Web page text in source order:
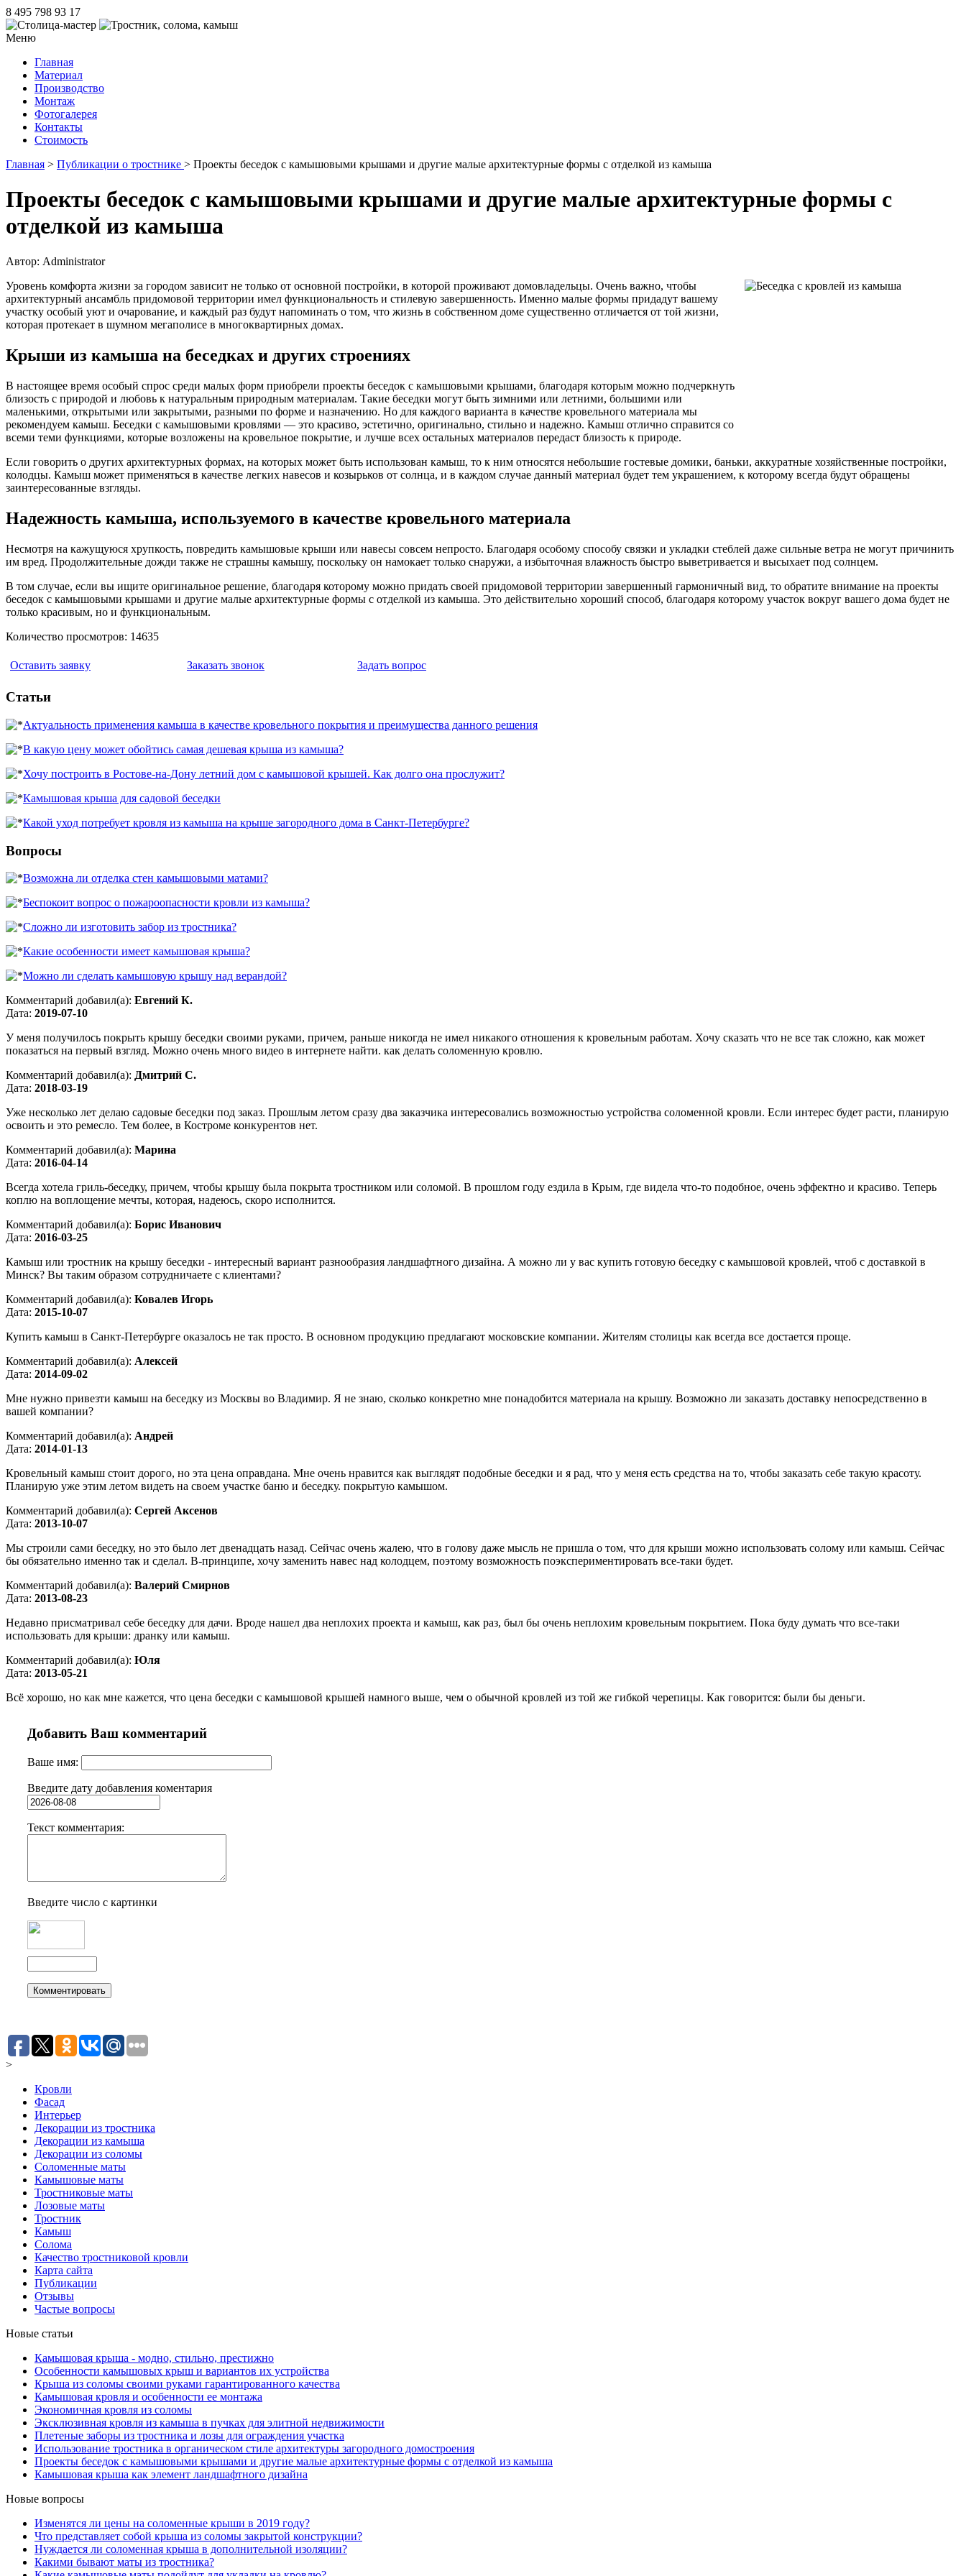
8 495 798 93 17
Меню
Главная
Материал
Производство
Монтаж
Фотогалерея
Контакты
Стоимость
Главная > Публикации о тростнике > Проекты беседок с камышовыми крышами и другие малые архитектурные формы с отделкой из камыша
Проекты беседок с камышовыми крышами и другие малые архитектурные формы с
отделкой из камыша
Автор: Administrator
Уровень комфорта жизни за городом зависит не только от основной постройки, в которой проживают домовладельцы. Очень важно, чтобы
архитектурный ансамбль придомовой территории имел функциональность и стилевую завершенность. Именно малые формы придадут вашему
участку особый уют и очарование, и каждый раз будут напоминать о том, что жизнь в собственном доме существенно отличается от той жизни,
которая протекает в шумном мегаполисе в многоквартирных домах.
Крыши из камыша на беседках и других строениях
В настоящее время особый спрос среди малых форм приобрели проекты беседок с камышовыми крышами, благодаря которым можно подчеркнуть
близость с природой и любовь к натуральным природным материалам. Такие беседки могут быть зимними или летними, большими или
маленькими, открытыми или закрытыми, разными по форме и назначению. Но для каждого варианта в качестве кровельного материала мы
рекомендуем камыш. Беседки с камышовыми кровлями — это красиво, эстетично, оригинально, стильно и надежно. Камыш отлично справится со
всеми теми функциями, которые возложены на кровельное покрытие, и лучше всех остальных материалов передаст близость к природе.
Если говорить о других архитектурных формах, на которых может быть использован камыш, то к ним относятся небольшие гостевые домики, баньки, аккуратные хозяйственные постройки,
колодцы. Камыш может применяться в качестве легких навесов и козырьков от солнца, и в каждом случае данный материал будет тем украшением, к которому всегда будут обращены
заинтересованные взгляды.
Надежность камыша, используемого в качестве кровельного материала
Несмотря на кажущуюся хрупкость, повредить камышовые крыши или навесы совсем непросто. Благодаря особому способу связки и укладки стеблей даже сильные ветра не могут причинить
им вред. Продолжительные дожди также не страшны камышу, поскольку он намокает только снаружи, а избыточная влажность быстро выветривается и высыхает под солнцем.
В том случае, если вы ищите оригинальное решение, благодаря которому можно придать своей придомовой территории завершенный гармоничный вид, то обратите внимание на проекты
беседок с камышовыми крышами и другие малые архитектурные формы с отделкой из камыша. Это действительно хороший способ, благодаря которому участок вокруг вашего дома будет не
только красивым, но и функциональным.
Количество просмотров: 14635
Оставить заявку Заказать звонок Задать вопрос
Статьи
Актуальность применения камыша в качестве кровельного покрытия и преимущества данного решения
В какую цену может обойтись самая дешевая крыша из камыша?
Хочу построить в Ростове-на-Дону летний дом с камышовой крышей. Как долго она прослужит?
Камышовая крыша для садовой беседки
Какой уход потребует кровля из камыша на крыше загородного дома в Санкт-Петербурге?
Вопросы
Возможна ли отделка стен камышовыми матами?
Беспокоит вопрос о пожароопасности кровли из камыша?
Сложно ли изготовить забор из тростника?
Какие особенности имеет камышовая крыша?
Можно ли сделать камышовую крышу над верандой?
Комментарий добавил(а): Евгений К.
Дата: 2019-07-10
У меня получилось покрыть крышу беседки своими руками, причем, раньше никогда не имел никакого отношения к кровельным работам. Хочу сказать что не все так сложно, как может
показаться на первый взгляд. Можно очень много видео в интернете найти. как делать соломенную кровлю.
Комментарий добавил(а): Дмитрий С.
Дата: 2018-03-19
Уже несколько лет делаю садовые беседки под заказ. Прошлым летом сразу два заказчика интересовались возможностью устройства соломенной кровли. Если интерес будет расти, планирую
освоить и это ремесло. Тем более, в Костроме конкурентов нет.
Комментарий добавил(а): Марина
Дата: 2016-04-14
Всегда хотела гриль-беседку, причем, чтобы крышу была покрыта тростником или соломой. В прошлом году ездила в Крым, где видела что-то подобное, очень эффектно и красиво. Теперь
коплю на воплощение мечты, которая, надеюсь, скоро исполнится.
Комментарий добавил(а): Борис Иванович
Дата: 2016-03-25
Камыш или тростник на крышу беседки - интересный вариант разнообразия ландшафтного дизайна. А можно ли у вас купить готовую беседку с камышовой кровлей, чтоб с доставкой в
Минск? Вы таким образом сотрудничаете с клиентами?
Комментарий добавил(а): Ковалев Игорь
Дата: 2015-10-07
Купить камыш в Санкт-Петербурге оказалось не так просто. В основном продукцию предлагают московские компании. Жителям столицы как всегда все достается проще.
Комментарий добавил(а): Алексей
Дата: 2014-09-02
Мне нужно привезти камыш на беседку из Москвы во Владимир. Я не знаю, сколько конкретно мне понадобится материала на крышу. Возможно ли заказать доставку непосредственно в
вашей компании?
Комментарий добавил(а): Андрей
Дата: 2014-01-13
Кровельный камыш стоит дорого, но эта цена оправдана. Мне очень нравится как выглядят подобные беседки и я рад, что у меня есть средства на то, чтобы заказать себе такую красоту.
Планирую уже этим летом видеть на своем участке баню и беседку. покрытую камышом.
Комментарий добавил(а): Сергей Аксенов
Дата: 2013-10-07
Мы строили сами беседку, но это было лет двенадцать назад. Сейчас очень жалею, что в голову даже мысль не пришла о том, что для крыши можно использовать солому или камыш. Сейчас
бы обязательно именно так и сделал. В-принципе, хочу заменить навес над колодцем, поэтому возможность поэкспериментировать все-таки будет.
Комментарий добавил(а): Валерий Смирнов
Дата: 2013-08-23
Недавно присматривал себе беседку для дачи. Вроде нашел два неплохих проекта и камыш, как раз, был бы очень неплохим кровельным покрытием. Пока буду думать что все-таки
использовать для крыши: дранку или камыш.
Комментарий добавил(а): Юля
Дата: 2013-05-21
Всё хорошо, но как мне кажется, что цена беседки с камышовой крышей намного выше, чем о обычной кровлей из той же гибкой черепицы. Как говорится: были бы деньги.
Добавить Ваш комментарий
Ваше имя:
Введите дату добавления коментария
Текст комментария:
Введите число с картинки
>
Кровли
Фасад
Интерьер
Декорации из тростника
Декорации из камыша
Декорации из соломы
Соломенные маты
Камышовые маты
Тростниковые маты
Лозовые маты
Тростник
Камыш
Солома
Качество тростниковой кровли
Карта сайта
Публикации
Отзывы
Частые вопросы
Новые статьи
Камышовая крыша - модно, стильно, престижно
Особенности камышовых крыш и вариантов их устройства
Крыша из соломы своими руками гарантированного качества
Камышовая кровля и особенности ее монтажа
Экономичная кровля из соломы
Эксклюзивная кровля из камыша в пучках для элитной недвижимости
Плетеные заборы из тростника и лозы для ограждения участка
Использование тростника в органическом стиле архитектуры загородного домостроения
Проекты беседок с камышовыми крышами и другие малые архитектурные формы с отделкой из камыша
Камышовая крыша как элемент ландшафтного дизайна
Новые вопросы
Изменятся ли цены на соломенные крыши в 2019 году?
Что представляет собой крыша из соломы закрытой конструкции?
Нуждается ли соломенная крыша в дополнительной изоляции?
Какими бывают маты из тростника?